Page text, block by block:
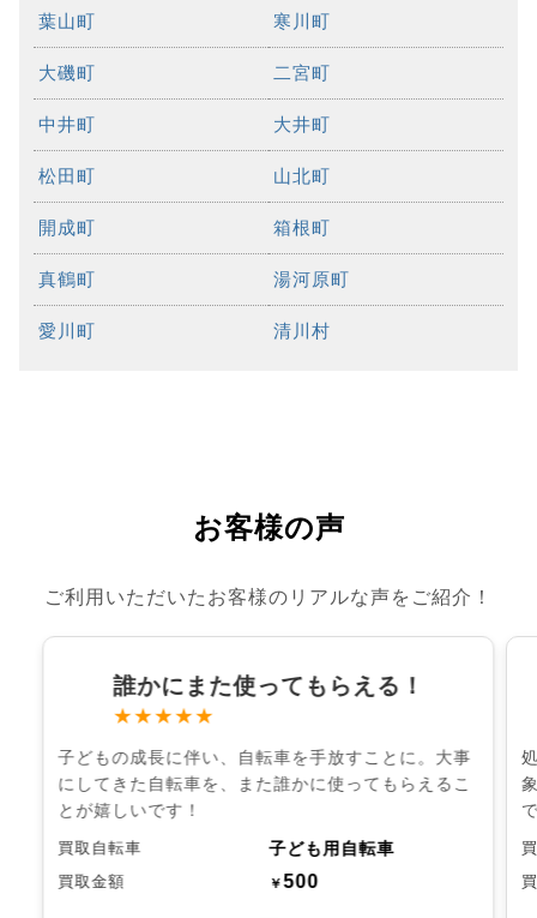
葉山町 寒川町
大磯町 二宮町
中井町 大井町
松田町 山北町
開成町 箱根町
真鶴町 湯河原町
愛川町 清川村
お客様の声
ご利用いただいたお客様のリアルな声をご紹介！
誰かにまた使ってもらえる！
★★★★★
子どもの成長に伴い、自転車を手放すことに。大事
にしてきた自転車を、また誰かに使ってもらえるこ
とが嬉しいです！
買取自転車 子ども用自転車
買取金額 ￥500